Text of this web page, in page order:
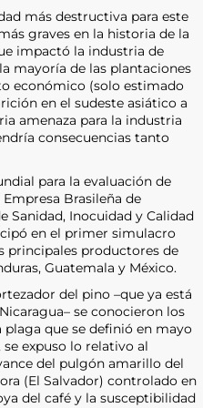
más destructiva para este
graves en la historia de la
impactó la industria de
mayoría de las plantaciones
económico (solo estimado
en el sudeste asiático a
amenaza para la industria
consecuencias tanto
para la evaluación de
Brasileña de
Sanidad, Inocuidad y Calidad
en el primer simulacro
principales productores de
Guatemala y México.
del pino –que ya está
se conocieron los
que se definió en mayo
expuso lo relativo al
del pulgón amarillo del
(El Salvador) controlado en
del café y la susceptibilidad